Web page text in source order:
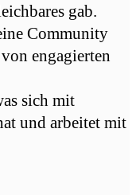
gab.
Community
engagierten
sich mit
und arbeitet mit